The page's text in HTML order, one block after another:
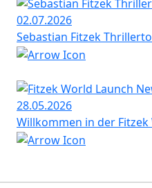
02.07.2026
Sebastian Fitzek
28.05.2026
Willkommen in der Fitzek